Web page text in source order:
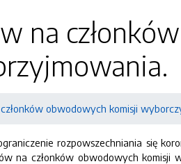
na
obwodowych komisji
rozpowszechniania się
na członków obwodowych